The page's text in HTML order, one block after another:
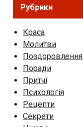
Рубрики
Краса
Молитви
Поздоровлення
Поради
Притчі
Психологія
Рецепти
Секрети